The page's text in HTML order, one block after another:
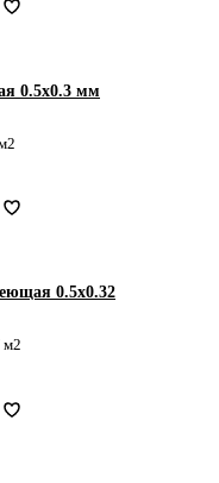
0.5х0.3 мм
0.5х0.32
м2